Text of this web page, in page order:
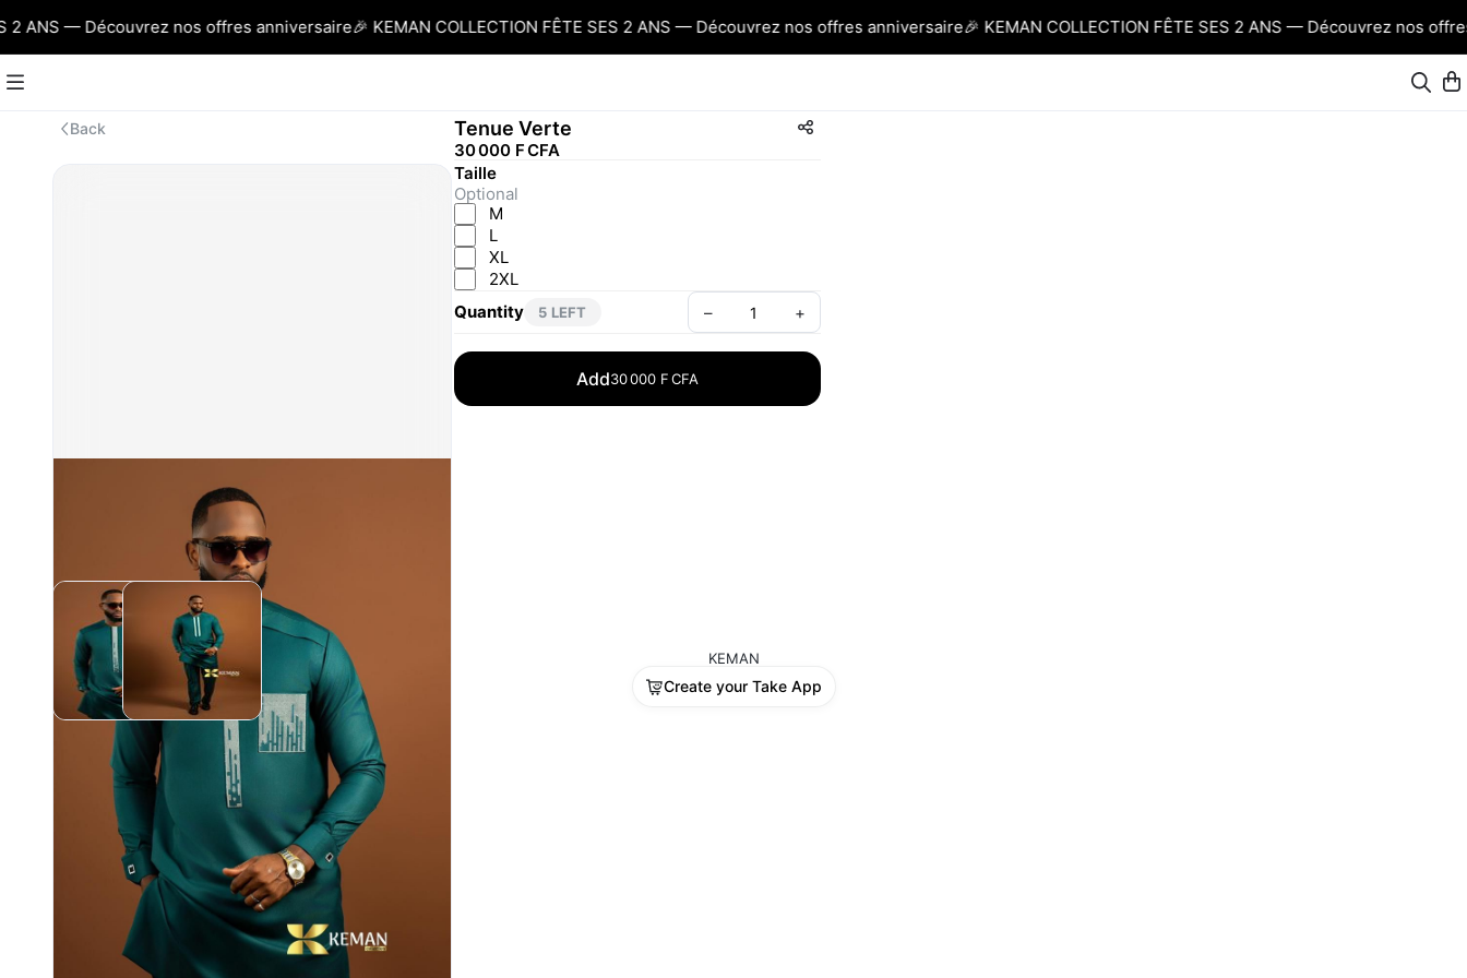
2 ANS — Découvrez nos offres anniversaire🎉 KEMAN COLLECTION FÊTE SES 2 ANS — Découvrez nos offres anniversaire🎉 KEMAN COLLECTION FÊTE SES 2 ANS — Découvrez nos
Back Tenue Verte
30 000 F CFA
Taille
Optional
M
L
XL
2XL
Quantity
5 LEFT – +
Add30 000 F CFA
KEMAN
Create your Take App